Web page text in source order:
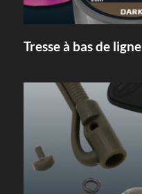
Tresse à bas de ligne